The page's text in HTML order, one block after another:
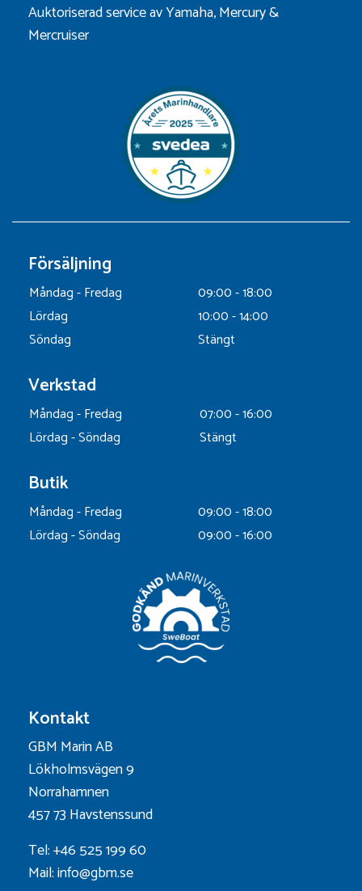
Auktoriserad service av Yamaha, Mercury &
Mercruiser
Försäljning
Måndag - Fredag
09:00 - 18:00
Lördag
10:00 - 14:00
Söndag
Stängt
Verkstad
Måndag - Fredag
07:00 - 16:00
Lördag - Söndag
Stängt
Butik
Måndag - Fredag
09:00 - 18:00
Lördag - Söndag
09:00 - 16:00
Kontakt
GBM Marin AB
Lökholmsvägen 9
Norrahamnen
457 73 Havstenssund
Tel: +46 525 199 60
Mail: info@gbm.se